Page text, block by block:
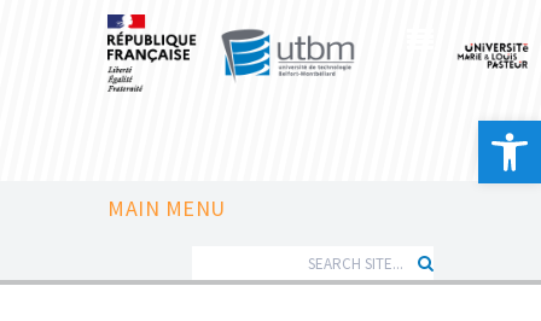
Ouvrir
MAIN MENU